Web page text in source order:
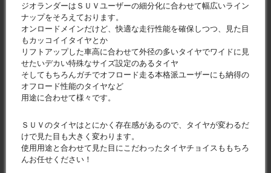
ジオランダーはＳＵＶユーザーの細分化に合わせて幅広いライン
ナップをそろえております。
オンロードメインだけど、快適な走行性能を確保しつつ、見た目
もカッコイイタイヤとか
リフトアップした車高に合わせて外径の多いタイヤでワイドに見
せたいデカい特殊なサイズ設定のあるタイヤ
そしてもちろんガチでオフロード走る本格派ユーザーにも納得の
オフロード性能のタイヤなど
用途に合わせて様々です。
ＳＵＶのタイヤはとにかく存在感があるので、タイヤが変わるだ
けで見た目も大きく変わります。
使用用途と合わせて見た目にこだわったタイヤチョイスももちろ
んお任せください！